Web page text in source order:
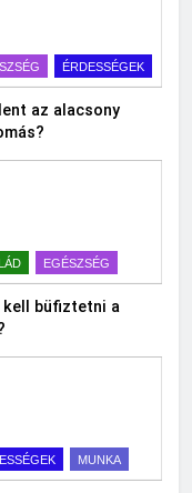
ÉRDESSÉGEK
az alacsony
EGÉSZSÉG
kell büfiztetni a
MUNKA